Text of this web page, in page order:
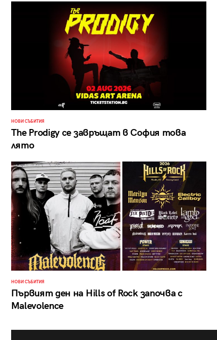
НОВИ СЪБИТИЯ
The Prodigy се завръщат в София това
лято
НОВИ СЪБИТИЯ
Първият ден на Hills of Rock започва с
Malevolence